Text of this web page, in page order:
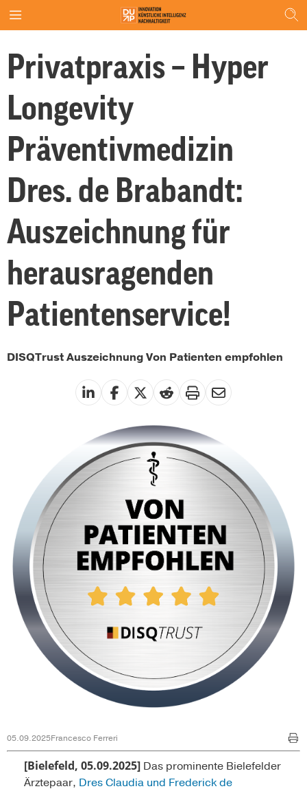
Privatpraxis – Hyper
Longevity
Präventivmedizin
Dres. de Brabandt:
Auszeichnung für
herausragenden
Patientenservice!
DISQTrust Auszeichnung Von Patienten empfohlen
05.09.2025Francesco Ferreri
[Bielefeld, 05.09.2025] Das prominente Bielefelder
Ärztepaar, Dres Claudia und Frederick de